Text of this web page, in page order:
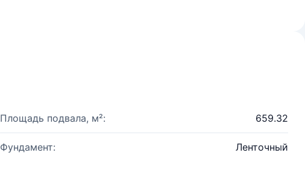
Площадь подвала, м²: 659.32
Фундамент: Ленточный